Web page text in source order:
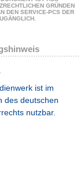
GRÜNDEN
DEN SERVICE-PCS DER
ist im
des deutschen
nutzbar.